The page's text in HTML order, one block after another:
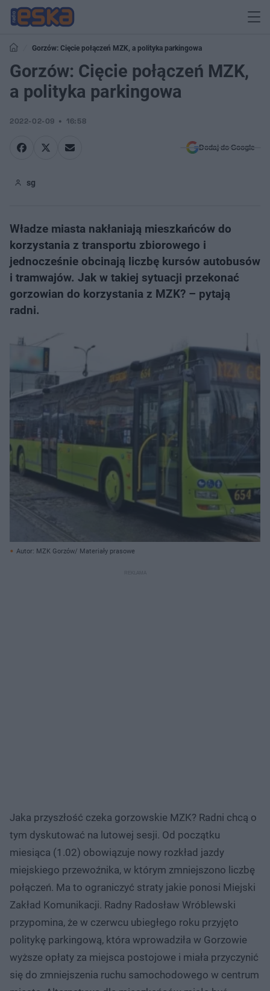
Gorzów: Cięcie połączeń MZK, a polityka parkingowa
Gorzów: Cięcie połączeń MZK,
a polityka parkingowa
2022-02-09 16:58
Dodaj do Google
sg
Władze miasta nakłaniają mieszkańców do
korzystania z transportu zbiorowego i
jednocześnie obcinają liczbę kursów autobusów
i tramwajów. Jak w takiej sytuacji przekonać
gorzowian do korzystania z MZK? – pytają
radni.
Autor: MZK Gorzów/ Materiały prasowe
Jaka przyszłość czeka gorzowskie MZK? Radni chcą o
tym dyskutować na lutowej sesji. Od początku
miesiąca (1.02) obowiązuje nowy rozkład jazdy
miejskiego przewoźnika, w którym zmniejszono liczbę
połączeń. Ma to ograniczyć straty jakie ponosi Miejski
Zakład Komunikacji. Radny Radosław Wróblewski
przypomina, że w czerwcu ubiegłego roku przyjęto
politykę parkingową, która wprowadziła w Gorzowie
wyższe opłaty za miejsca postojowe i miała przyczynić
się do zmniejszenia ruchu samochodowego w centrum